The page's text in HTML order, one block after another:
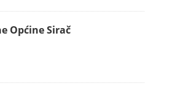
Općine Sirač